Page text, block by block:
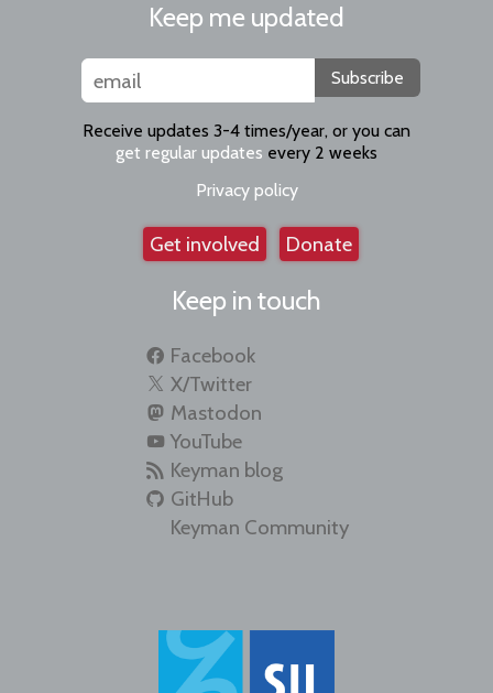
Keep me updated
Subscribe
Receive updates 3-4 times/year, or you can
get regular updates every 2 weeks
Privacy policy
Get involved Donate
Keep in touch
Facebook
X/Twitter
Mastodon
YouTube
Keyman blog
GitHub
Keyman Community